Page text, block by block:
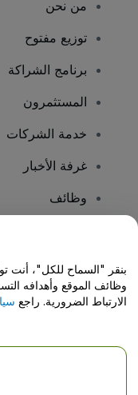
من نحن
توزيع مفتوح
برنامج الشراكة
المستثمرون
خدمة الشركات
غرفة الأخبار
وظائف
مركز المساعدة
حقوق النشر © شركة فياجوجو
بنقر "السماح للكل"، أنت
وظائف الموقع وأهدافه
الارتباط الضرورية. راجع